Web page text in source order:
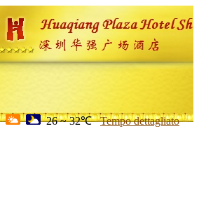
26 ~ 32℃ Tempo dettagliato